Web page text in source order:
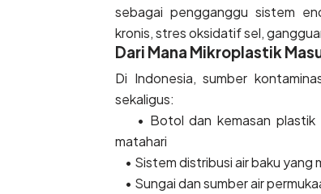
sebagai pengganggu sistem
kronis, stres oksidatif sel,
Dari Mana Mikroplastik
Di Indonesia, sumber
sekaligus:
• Botol dan kemasan plastik
matahari
• Sistem distribusi air baku
• Sungai dan sumber air